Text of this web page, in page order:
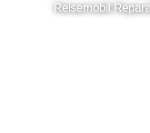
Reisemobil